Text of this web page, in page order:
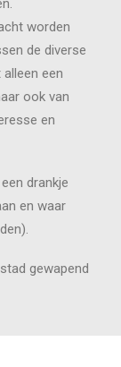
worden
de diverse
een
ook van
en
drankje
en waar
gewapend